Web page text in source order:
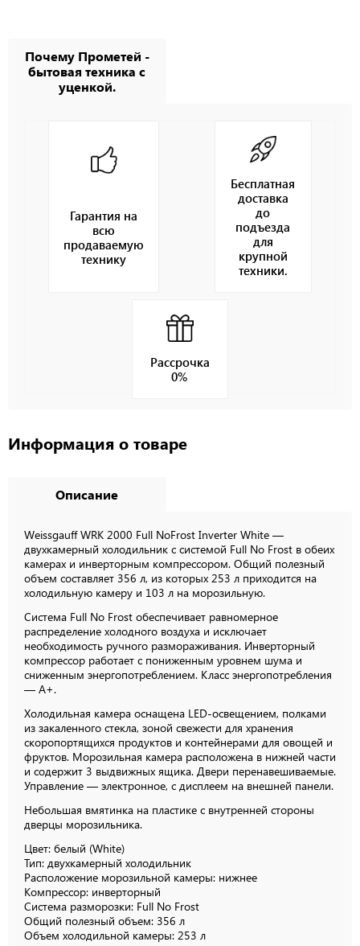
Почему Прометей -
бытовая техника с
уценкой.
Гарантия на
всю
продаваемую
технику
Бесплатная
доставка
до
подъезда
для
крупной
техники.
Рассрочка
0%
Информация о товаре
Описание
Weissgauff WRK 2000 Full NoFrost Inverter White —
двухкамерный холодильник с системой Full No Frost в обеих
камерах и инверторным компрессором. Общий полезный
объем составляет 356 л, из которых 253 л приходится на
холодильную камеру и 103 л на морозильную.
Система Full No Frost обеспечивает равномерное
распределение холодного воздуха и исключает
необходимость ручного размораживания. Инверторный
компрессор работает с пониженным уровнем шума и
сниженным энергопотреблением. Класс энергопотребления
— A+.
Холодильная камера оснащена LED-освещением, полками
из закаленного стекла, зоной свежести для хранения
скоропортящихся продуктов и контейнерами для овощей и
фруктов. Морозильная камера расположена в нижней части
и содержит 3 выдвижных ящика. Двери перенавешиваемые.
Управление — электронное, с дисплеем на внешней панели.
Небольшая вмятинка на пластике с внутренней стороны
дверцы морозильника.
Цвет: белый (White)
Тип: двухкамерный холодильник
Расположение морозильной камеры: нижнее
Компрессор: инверторный
Система разморозки: Full No Frost
Общий полезный объем: 356 л
Объем холодильной камеры: 253 л